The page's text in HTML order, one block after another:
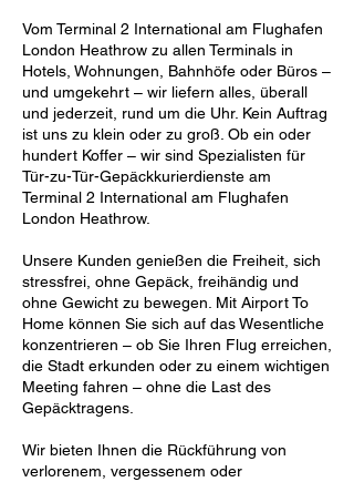
Vom Terminal 2 International am Flughafen
London Heathrow zu allen Terminals in
Hotels, Wohnungen, Bahnhöfe oder Büros –
und umgekehrt – wir liefern alles, überall
und jederzeit, rund um die Uhr. Kein Auftrag
ist uns zu klein oder zu groß. Ob ein oder
hundert Koffer – wir sind Spezialisten für
Tür-zu-Tür-Gepäckkurierdienste am
Terminal 2 International am Flughafen
London Heathrow.
Unsere Kunden genießen die Freiheit, sich
stressfrei, ohne Gepäck, freihändig und
ohne Gewicht zu bewegen. Mit Airport To
Home können Sie sich auf das Wesentliche
konzentrieren – ob Sie Ihren Flug erreichen,
die Stadt erkunden oder zu einem wichtigen
Meeting fahren – ohne die Last des
Gepäcktragens.
Wir bieten Ihnen die Rückführung von
verlorenem, vergessenem oder